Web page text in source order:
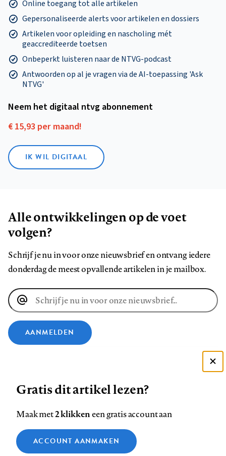
Online toegang tot alle artikelen
Gepersonaliseerde alerts voor artikelen en dossiers
Artikelen voor opleiding en nascholing mét
geaccrediteerde toetsen
Onbeperkt luisteren naar de NTVG-podcast
Antwoorden op al je vragen via de AI-toepassing 'Ask
NTVG'
Neem het digitaal ntvg abonnement
€ 15,93 per maand!
IK WIL DIGITAAL
Alle ontwikkelingen op de voet
volgen?
Schrijf je nu in voor onze nieuwsbrief en ontvang iedere
donderdag de meest opvallende artikelen in je mailbox.
E-
mailadres
AANMELDEN
ons
op
Facebook
ons
op
LinkedIn
ons
op
Bluesky
ons
op
Instagram
ons
op
YouTube
ons
Footer
Contact Colofon Disclaimer Privacy
Medische vragen verdienen
Gratis dit artikel lezen?
Maak met2 klikkeneen gratis account aan
ACCOUNT AANMAKEN
Zie onze cookie policy
Analytische cookies